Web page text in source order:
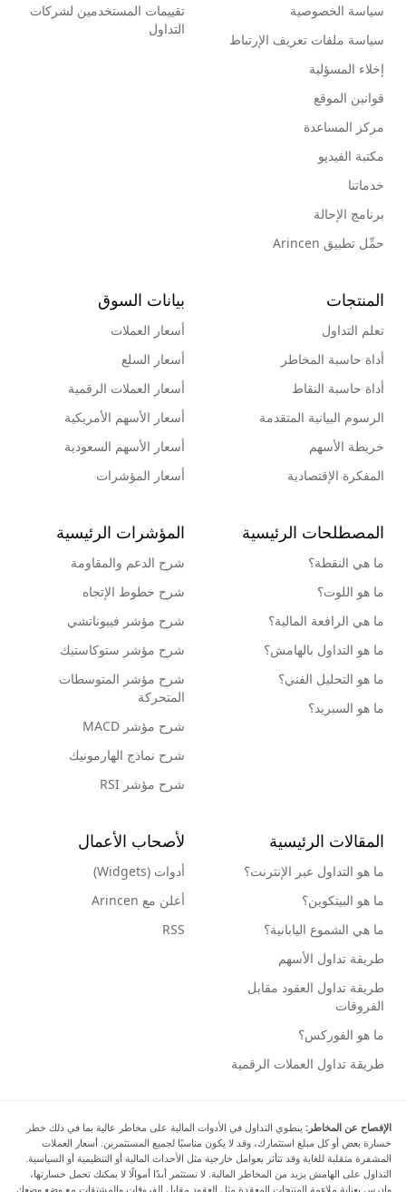
سياسة الخصوصية
سياسة ملفات تعريف الإرتباط
إخلاء المسؤلية
قوانين الموقع
مركز المساعدة
مكتبة الفيديو
خدماتنا
برنامج الإحالة
حمِّل تطبيق Arincen
تقييمات المستخدمين لشركات
التداول
المنتجات
تعلم التداول
أداة حاسبة المخاطر
أداة حاسبة النقاط
الرسوم البيانية المتقدمة
خريطة الأسهم
المفكرة الإقتصادية
بيانات السوق
أسعار العملات
أسعار السلع
أسعار العملات الرقمية
أسعار الأسهم الأمريكية
أسعار الأسهم السعودية
أسعار المؤشرات
المصطلحات الرئيسية
ما هي النقطة؟
ما هو اللوت؟
ما هي الرافعة المالية؟
ما هو التداول بالهامش؟
ما هو التحليل الفني؟
ما هو السبريد؟
المؤشرات الرئيسية
شرح الدعم والمقاومة
شرح خطوط الإتجاه
شرح مؤشر فيبوناتشي
شرح مؤشر ستوكاستيك
شرح مؤشر المتوسطات
المتحركة
شرح مؤشر MACD
شرح نماذج الهارمونيك
شرح مؤشر RSI
المقالات الرئيسية
ما هو التداول عبر الإنترنت؟
ما هو البيتكوين؟
ما هي الشموع اليابانية؟
طريقة تداول الأسهم
طريقة تداول العقود مقابل
الفروقات
ما هو الفوركس؟
طريقة تداول العملات الرقمية
لأصحاب الأعمال
أدوات (Widgets)
أعلن مع Arincen
RSS
الإفصاح عن المخاطر: ينطوي التداول في الأدوات المالية على مخاطر عالية بما في ذلك خطر
خسارة بعض أو كل مبلغ استثمارك، وقد لا يكون مناسبًا لجميع المستثمرين. أسعار العملات
المشفرة متقلبة للغاية وقد تتأثر بعوامل خارجية مثل الأحداث المالية أو التنظيمية أو السياسية.
التداول على الهامش يزيد من المخاطر المالية. لا تستثمر أبدًا أموالًا لا يمكنك تحمل خسارتها،
وادرس بعناية ملاءمة المنتجات المعقدة مثل العقود مقابل الفروقات والمشتقات مع وضع وضعك